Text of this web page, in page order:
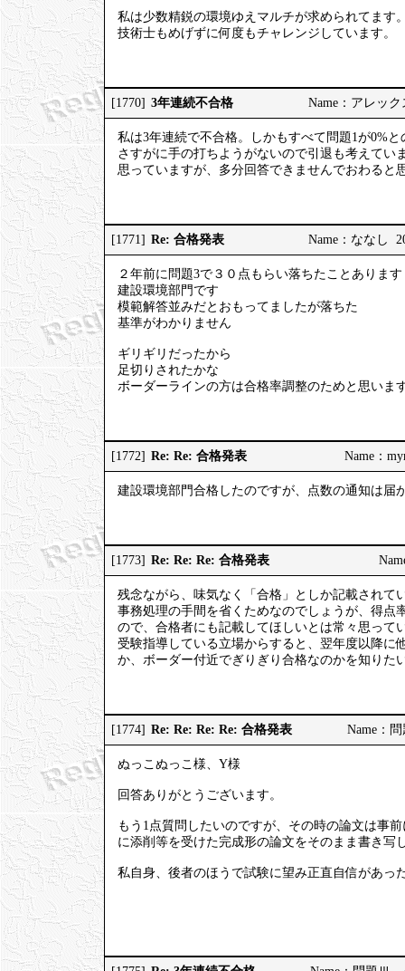
私は少数精鋭の環境ゆえマルチが求められてます
技術士もめげずに何度もチャレンジしています。
[1770] 3年連続不合格 Name：アレッ
私は3年連続で不合格。しかもすべて問題1が0%
さすがに手の打ちようがないので引退も考えて
思っていますが、多分回答できませんでおわると
[1771] Re: 合格発表 Name：ななし
２年前に問題3で３０点もらい落ちたことあります
建設環境部門です
模範解答並みだとおもってましたが落ちた
基準がわかりません
ギリギリだったから
足切りされたかな
ボーダーラインの方は合格率調整のためと思いま
[1772] Re: Re: 合格発表 Name：
建設環境部門合格したのですが、点数の通知は届
[1773] Re: Re: Re: 合格発表
残念ながら、味気なく「合格」としか記載されて
事務処理の手間を省くためなのでしょうが、得点
ので、合格者にも記載してほしいとは常々思って
受験指導している立場からすると、翌年度以降に
か、ボーダー付近でぎりぎり合格なのかを知りた
[1774] Re: Re: Re: Re: 合格発表 Name：
ぬっこぬっこ様、Y様
回答ありがとうございます。
もう1点質問したいのですが、その時の論文は事
に添削等を受けた完成形の論文をそのまま書き写
私自身、後者のほうで試験に望み正直自信があ